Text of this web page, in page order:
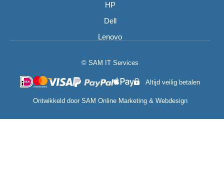
HP
Dell
Lenovo
© SAM IT Services
Altijd veilig betalen
Ontwikkeld door SAM Online Marketing& Webdesign